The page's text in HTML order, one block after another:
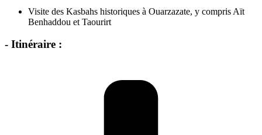
Visite des Kasbahs historiques à Ouarzazate, y compris Aït
Benhaddou et Taourirt
- Itinéraire :